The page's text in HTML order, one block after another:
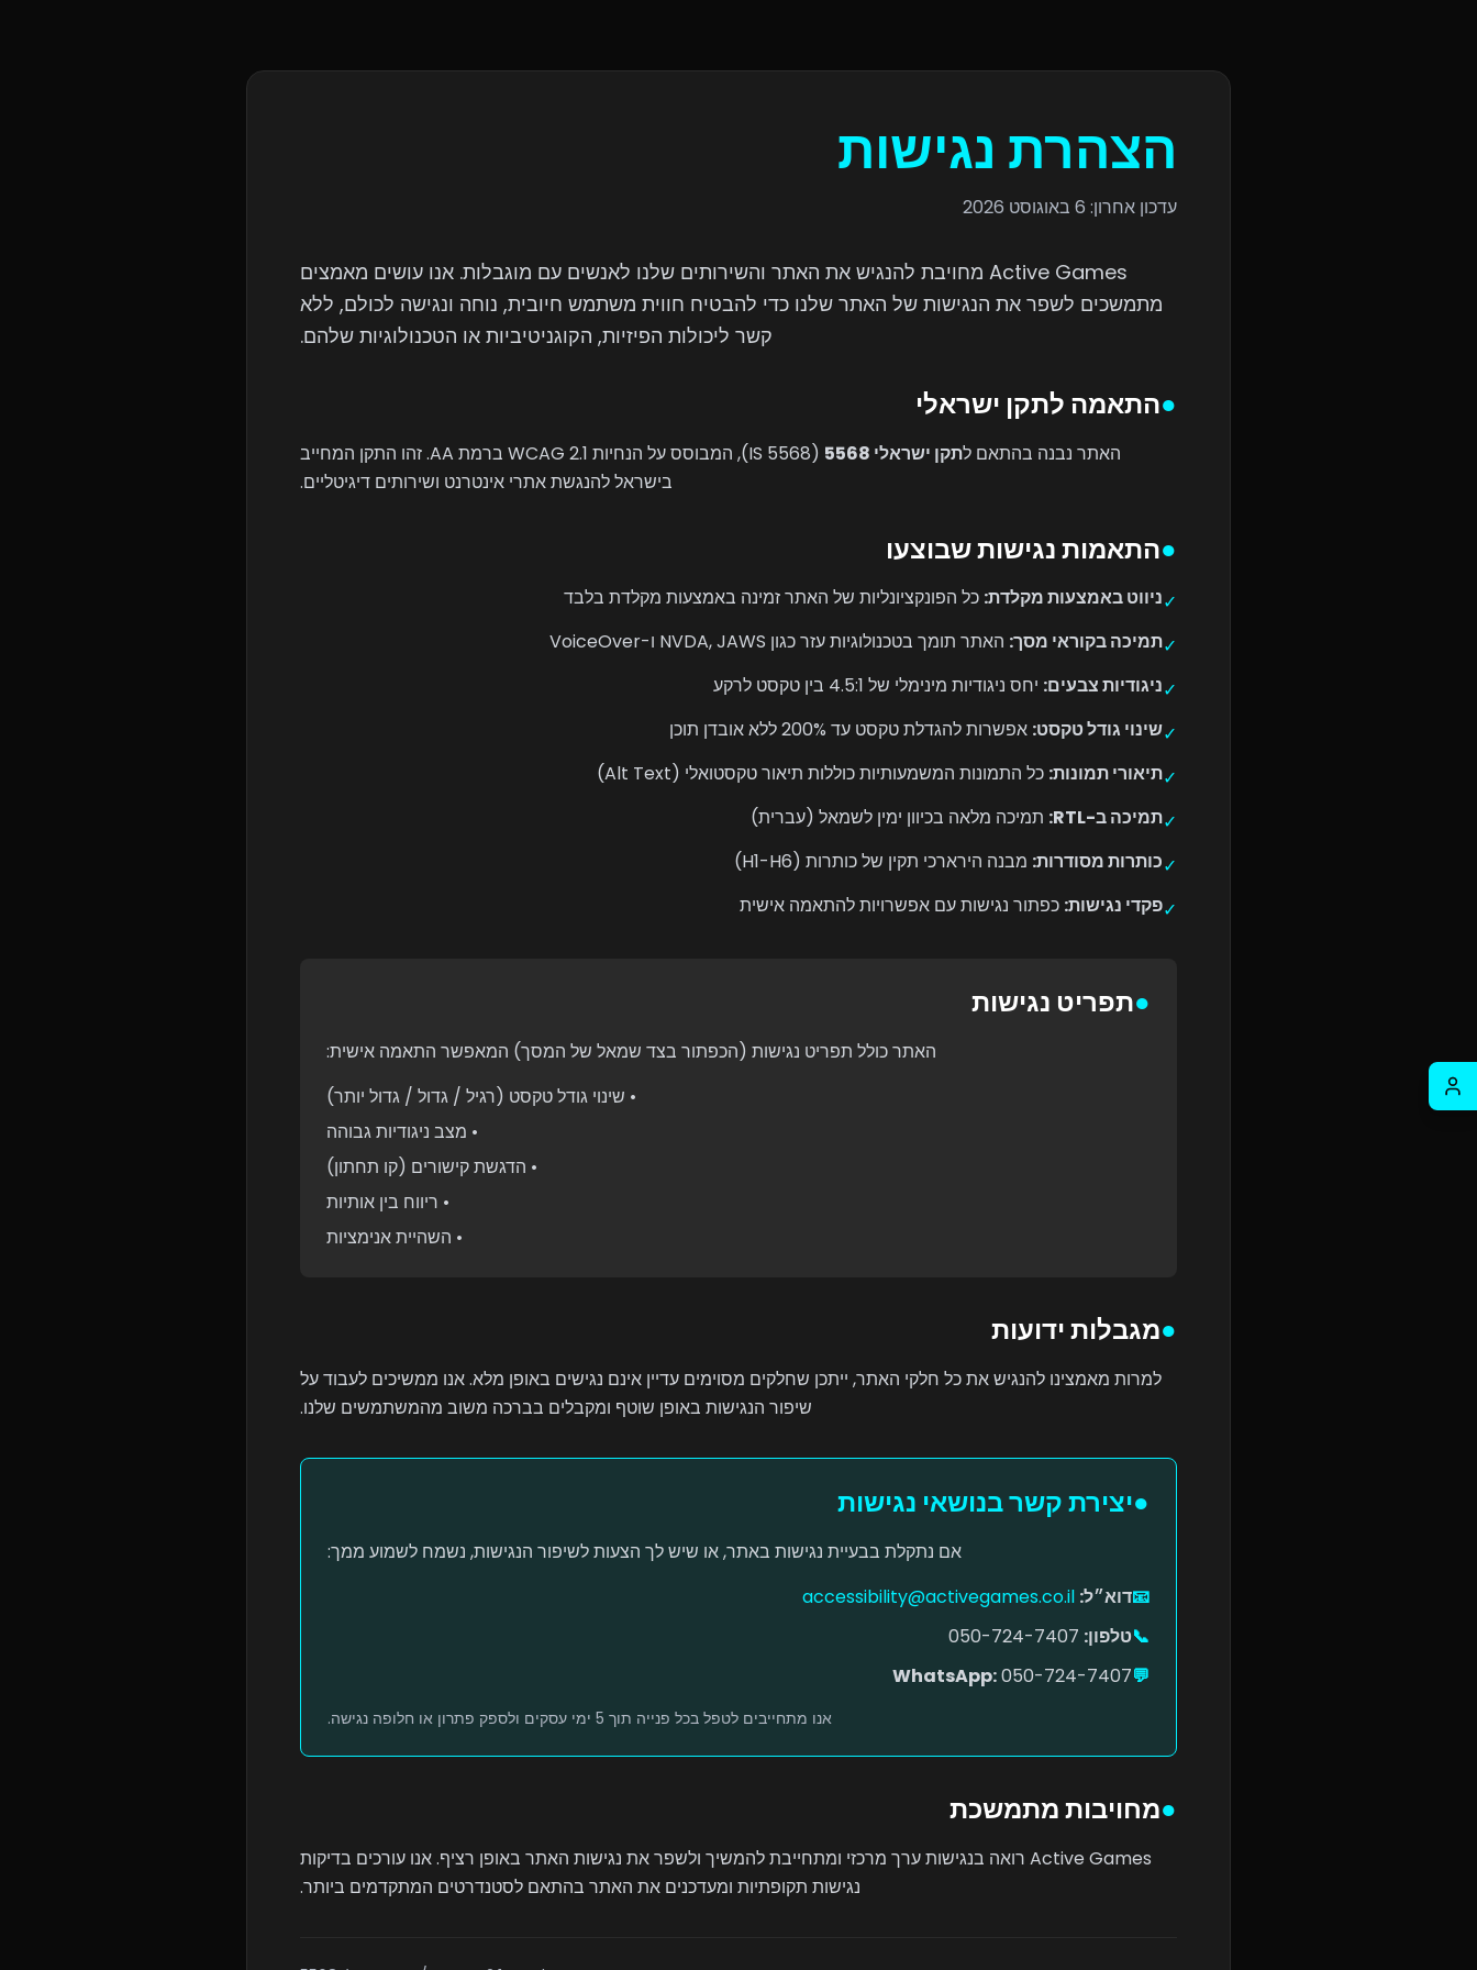
הצהרת נגישות
עדכון אחרון: 6 באוגוסט 2026
Active Games מחויבת להנגיש את האתר והשירותים שלנו לאנשים עם מוגבלות. אנו עושים מאמצים
מתמשכים לשפר את הנגישות של האתר שלנו כדי להבטיח חווית משתמש חיובית, נוחה ונגישה לכולם, ללא
קשר ליכולות הפיזיות, הקוגניטיביות או הטכנולוגיות שלהם.
●התאמה לתקן ישראלי
האתר נבנה בהתאם לתקן ישראלי 5568
(IS 5568), המבוסס על הנחיות WCAG 2.1 ברמת AA. זהו התקן המחייב
בישראל להנגשת אתרי אינטרנט ושירותים דיגיטליים.
●התאמות נגישות שבוצעו
✓ניווט באמצעות מקלדת: כל הפונקציונליות של האתר זמינה באמצעות מקלדת בלבד
✓תמיכה בקוראי מסך: האתר תומך בטכנולוגיות עזר כגון NVDA, JAWS ו-VoiceOver
✓ניגודיות צבעים: יחס ניגודיות מינימלי של 4.5:1 בין טקסט לרקע
✓שינוי גודל טקסט: אפשרות להגדלת טקסט עד 200% ללא אובדן תוכן
✓תיאורי תמונות: כל התמונות המשמעותיות כוללות תיאור טקסטואלי (Alt Text)
✓תמיכה ב-RTL:
תמיכה מלאה בכיוון ימין לשמאל (עברית)
✓כותרות מסודרות: מבנה הירארכי תקין של כותרות (H1-H6)
✓פקדי נגישות: כפתור נגישות עם אפשרויות להתאמה אישית
●תפריט נגישות
האתר כולל תפריט נגישות (הכפתור בצד שמאל של המסך) המאפשר התאמה אישית:
• שינוי גודל טקסט (רגיל / גדול / גדול יותר)
• מצב ניגודיות גבוהה
• הדגשת קישורים (קו תחתון)
• ריווח בין אותיות
• השהיית אנימציות
●מגבלות ידועות
למרות מאמצינו להנגיש את כל חלקי האתר, ייתכן שחלקים מסוימים עדיין אינם נגישים באופן מלא. אנו ממשיכים לעבוד על
שיפור הנגישות באופן שוטף ומקבלים בברכה משוב מהמשתמשים שלנו.
●יצירת קשר בנושאי נגישות
אם נתקלת בבעיית נגישות באתר, או שיש לך הצעות לשיפור הנגישות, נשמח לשמוע ממך:
📧דוא״ל: accessibility@activegames.co.il
📞טלפון:
💬
WhatsApp:050-724-7407
אנו מתחייבים לטפל בכל פנייה תוך 5 ימי עסקים ולספק פתרון או חלופה נגישה.
●מחויבות מתמשכת
Active Games רואה בנגישות ערך מרכזי ומתחייבת להמשיך ולשפר את נגישות האתר באופן רציף. אנו עורכים בדיקות
נגישות תקופתיות ומעדכנים את האתר בהתאם לסטנדרטים המתקדמים ביותר.